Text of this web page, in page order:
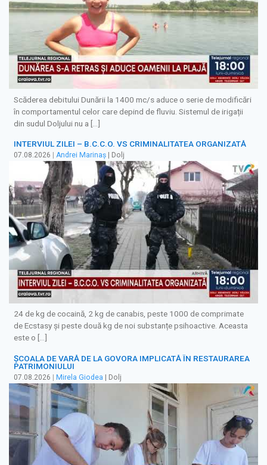
Scăderea debitului Dunării la 1400 mc/s aduce o serie de modificări
în comportamentul celor care depind de fluviu. Sistemul de irigații
din sudul Doljului nu a […]
INTERVIUL ZILEI – B.C.C.O. VS CRIMINALITATEA ORGANIZATĂ
07.08.2026 Andrei Marinaș | Dolj
24 de kg de cocaină, 2 kg de canabis, peste 1000 de comprimate
de Ecstasy și peste două kg de noi substanțe psihoactive. Aceasta
este o […]
ȘCOALA DE VARĂ DE LA GOVORA IMPLICATĂ ÎN RESTAURAREA
PATRIMONIULUI
07.08.2026 | Mirela Giodea | Dolj